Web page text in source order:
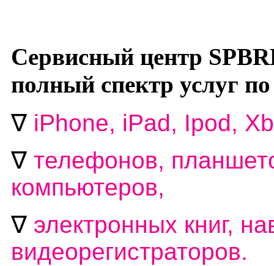
Сервисный центр
полный спектр услуг
∇ iPhone, iPad, Ipod,
∇ телефонов,
компьютеров,
∇ электронных книг,
видеорегистраторов.